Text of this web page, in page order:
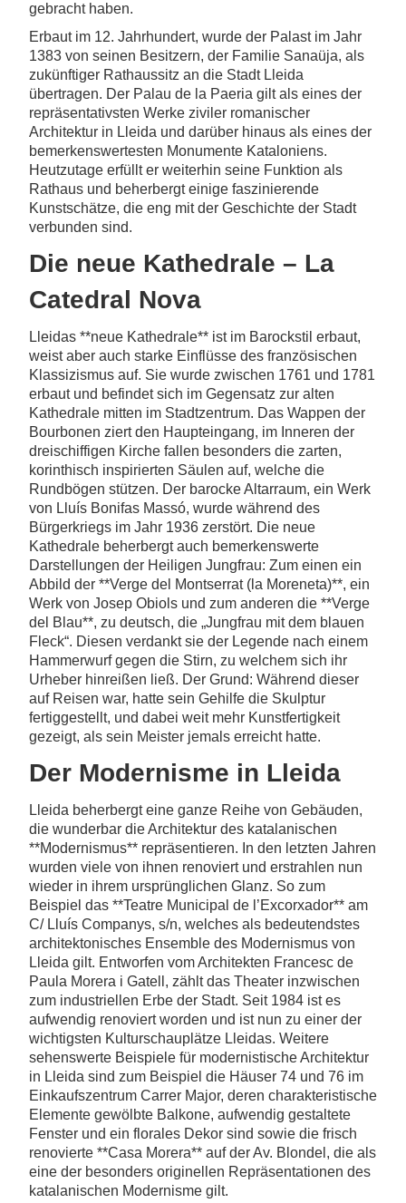
gebracht haben.
Erbaut im 12. Jahrhundert, wurde der Palast im Jahr
1383 von seinen Besitzern, der Familie Sanaüja, als
zukünftiger Rathaussitz an die Stadt Lleida
übertragen. Der Palau de la Paeria gilt als eines der
repräsentativsten Werke ziviler romanischer
Architektur in Lleida und darüber hinaus als eines der
bemerkenswertesten Monumente Kataloniens.
Heutzutage erfüllt er weiterhin seine Funktion als
Rathaus und beherbergt einige faszinierende
Kunstschätze, die eng mit der Geschichte der Stadt
verbunden sind.
Die neue Kathedrale – La
Catedral Nova
Lleidas **neue Kathedrale** ist im Barockstil erbaut,
weist aber auch starke Einflüsse des französischen
Klassizismus auf. Sie wurde zwischen 1761 und 1781
erbaut und befindet sich im Gegensatz zur alten
Kathedrale mitten im Stadtzentrum. Das Wappen der
Bourbonen ziert den Haupteingang, im Inneren der
dreischiffigen Kirche fallen besonders die zarten,
korinthisch inspirierten Säulen auf, welche die
Rundbögen stützen. Der barocke Altarraum, ein Werk
von Lluís Bonifas Massó, wurde während des
Bürgerkriegs im Jahr 1936 zerstört. Die neue
Kathedrale beherbergt auch bemerkenswerte
Darstellungen der Heiligen Jungfrau: Zum einen ein
Abbild der **Verge del Montserrat (la Moreneta)**, ein
Werk von Josep Obiols und zum anderen die **Verge
del Blau**, zu deutsch, die „Jungfrau mit dem blauen
Fleck“. Diesen verdankt sie der Legende nach einem
Hammerwurf gegen die Stirn, zu welchem sich ihr
Urheber hinreißen ließ. Der Grund: Während dieser
auf Reisen war, hatte sein Gehilfe die Skulptur
fertiggestellt, und dabei weit mehr Kunstfertigkeit
gezeigt, als sein Meister jemals erreicht hatte.
Der Modernisme in Lleida
Lleida beherbergt eine ganze Reihe von Gebäuden,
die wunderbar die Architektur des katalanischen
**Modernismus** repräsentieren. In den letzten Jahren
wurden viele von ihnen renoviert und erstrahlen nun
wieder in ihrem ursprünglichen Glanz. So zum
Beispiel das **Teatre Municipal de l’Excorxador** am
C/ Lluís Companys, s/n, welches als bedeutendstes
architektonisches Ensemble des Modernismus von
Lleida gilt. Entworfen vom Architekten Francesc de
Paula Morera i Gatell, zählt das Theater inzwischen
zum industriellen Erbe der Stadt. Seit 1984 ist es
aufwendig renoviert worden und ist nun zu einer der
wichtigsten Kulturschauplätze Lleidas. Weitere
sehenswerte Beispiele für modernistische Architektur
in Lleida sind zum Beispiel die Häuser 74 und 76 im
Einkaufszentrum Carrer Major, deren charakteristische
Elemente gewölbte Balkone, aufwendig gestaltete
Fenster und ein florales Dekor sind sowie die frisch
renovierte **Casa Morera** auf der Av. Blondel, die als
eine der besonders originellen Repräsentationen des
katalanischen Modernisme gilt.